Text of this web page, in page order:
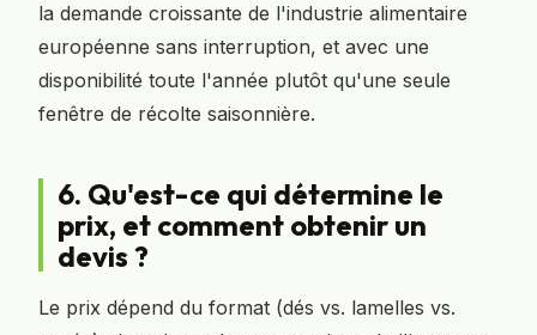
la demande croissante de l'industrie alimentaire
européenne sans interruption, et avec une
disponibilité toute l'année plutôt qu'une seule
fenêtre de récolte saisonnière.
6. Qu'est-ce qui détermine le
prix, et comment obtenir un
devis ?
Le prix dépend du format (dés vs. lamelles vs.